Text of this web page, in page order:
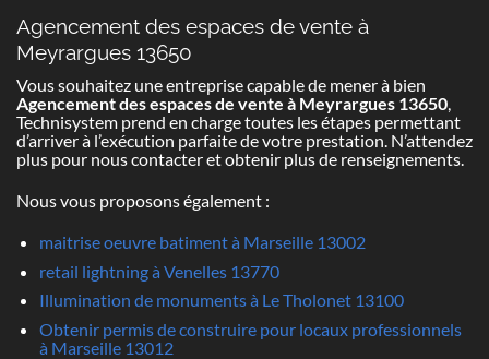
Agencement des espaces de vente à
Meyrargues 13650
Vous souhaitez une entreprise capable de mener à bien
Agencement des espaces de vente à Meyrargues 13650,
Technisystem prend en charge toutes les étapes permettant
d’arriver à l’exécution parfaite de votre prestation. N’attendez
plus pour nous contacter et obtenir plus de renseignements.
Nous vous proposons également :
maitrise oeuvre batiment à Marseille 13002
retail lightning à Venelles 13770
Illumination de monuments à Le Tholonet 13100
Obtenir permis de construire pour locaux professionnels
à Marseille 13012